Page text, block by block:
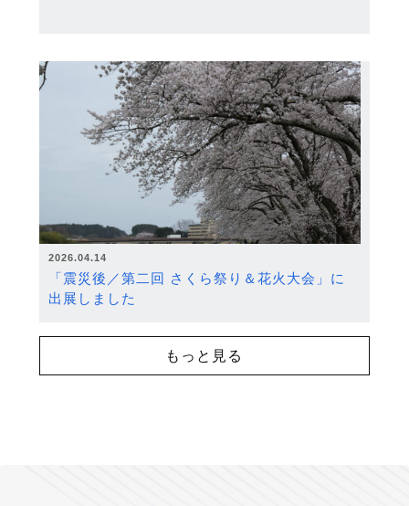
2026.04.14
「震災後／第二回 さくら祭り＆花火大会」に
出展しました
もっと見る